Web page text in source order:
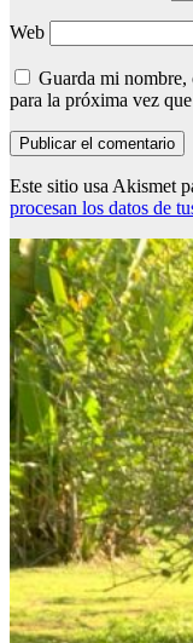
Web
Guarda mi nombre,
para la próxima vez
Este sitio usa Akismet
procesan los datos de